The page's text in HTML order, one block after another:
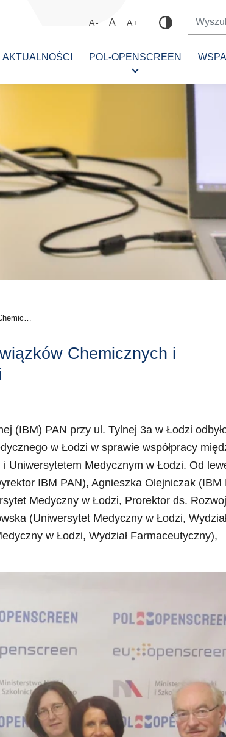
A- A A+
AKTUALNOŚCI POL-OPENSCREEN
Chemicznych i
(IBM) PAN przy ul. Tylnej 3a w Łodzi
w Łodzi w sprawie współpracy
Uniwersytetem Medycznym w Łodzi. Od
IBM PAN), Agnieszka Olejniczak (IBM
Medyczny w Łodzi, Prorektor ds.
(Uniwersytet Medyczny w Łodzi,
w Łodzi, Wydział Farmaceutyczny),